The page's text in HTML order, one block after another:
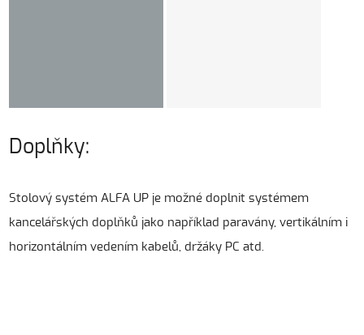
Doplňky:
Stolový systém ALFA UP je možné doplnit systémem
kancelářských doplňků jako například paravány, vertikálním i
horizontálním vedením kabelů, držáky PC atd.